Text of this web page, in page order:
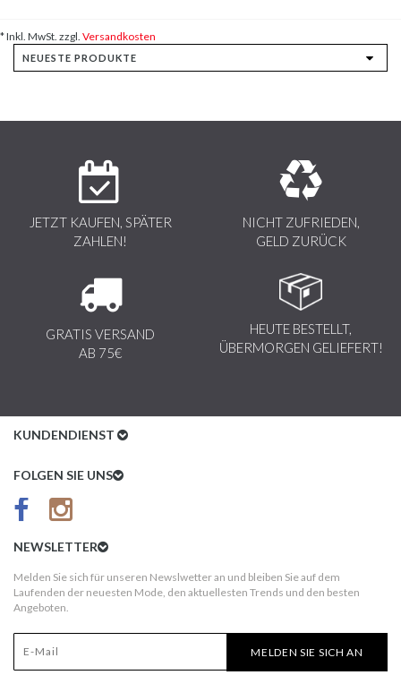
* Inkl. MwSt. zzgl. Versandkosten
JETZT KAUFEN, SPÄTER
ZAHLEN!
NICHT ZUFRIEDEN,
GELD ZURÜCK
GRATIS VERSAND
AB 75€
HEUTE BESTELLT,
ÜBERMORGEN GELIEFERT!
KUNDENDIENST
Kundenservice
AGB
Kundeninformationen
Widerruf
FOLGEN SIE UNS
NEWSLETTER
Melden Sie sich für unseren Newslwetter an und bleiben Sie auf dem
Laufenden der neuesten Mode, den aktuellesten Trends und den besten
Angeboten.
MELDEN SIE SICH AN